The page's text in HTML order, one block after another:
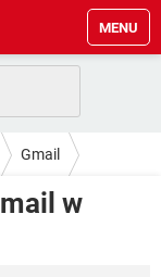
MENU
Gmail
w